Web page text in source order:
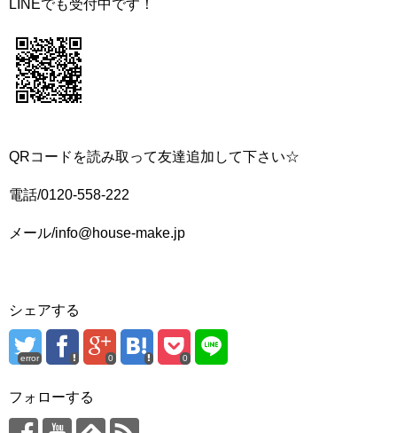
LINEでも受付中です！
QRコードを読み取って友達追加して下さい☆
電話/0120-558-222
メール/info@house-make.jp
シェアする
error 0 0
フォローする